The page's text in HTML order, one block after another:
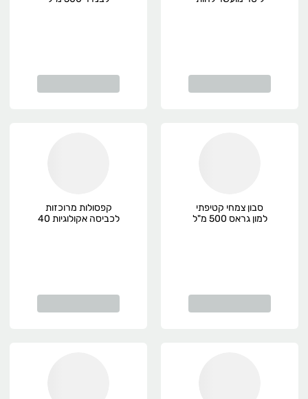
סבון צמחי קטיפתי
למון גראס 500 מ"ל
קפסולות מרוכזות
לכביסה אקולוגיות 40